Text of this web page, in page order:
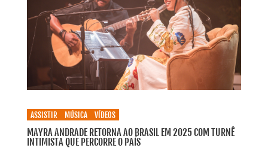
ASSISTIR MÚSICA VÍDEOS
MAYRA ANDRADE RETORNA AO BRASIL EM 2025 COM TURNÊ
INTIMISTA QUE PERCORRE O PAÍS